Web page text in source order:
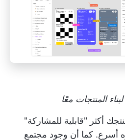
المنتجات معًا
أكثر "قابلية للمشاركة"
أسرع. كما أن وجود مجتمع